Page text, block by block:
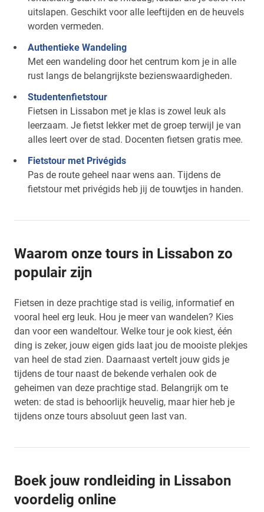
uitslapen. Geschikt voor alle leeftijden en de heuvels
worden vermeden.
Authentieke Wandeling
Met een wandeling door het centrum kom je in alle
rust langs de belangrijkste bezienswaardigheden.
Studentenfietstour
Fietsen in Lissabon met je klas is zowel leuk als
leerzaam. Je fietst lekker met de groep terwijl je van
alles leert over de stad. Docenten fietsen gratis mee.
Fietstour met Privégids
Pas de route geheel naar wens aan. Tijdens de
fietstour met privégids heb jij de touwtjes in handen.
Waarom onze tours in Lissabon zo
populair zijn
Fietsen in deze prachtige stad is veilig, informatief en
vooral heel erg leuk. Hou je meer van wandelen? Kies
dan voor een wandeltour. Welke tour je ook kiest, één
ding is zeker, jouw eigen gids laat jou de mooiste plekjes
van heel de stad zien. Daarnaast vertelt jouw gids je
tijdens de tour naast de bekende verhalen ook de
geheimen van deze prachtige stad. Belangrijk om te
weten: de stad is behoorlijk heuvelig, maar hier heb je
tijdens onze tours absoluut geen last van.
Boek jouw rondleiding in Lissabon
voordelig online